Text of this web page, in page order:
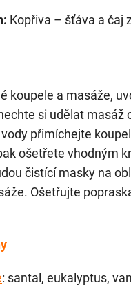
Kopřiva – šťáva a čaj
koupele a masáže,
si udělat masáž
přimíchejte
ošetřete vhodným
čistící masky na
Ošetřujte
: santal, eukalyptus,